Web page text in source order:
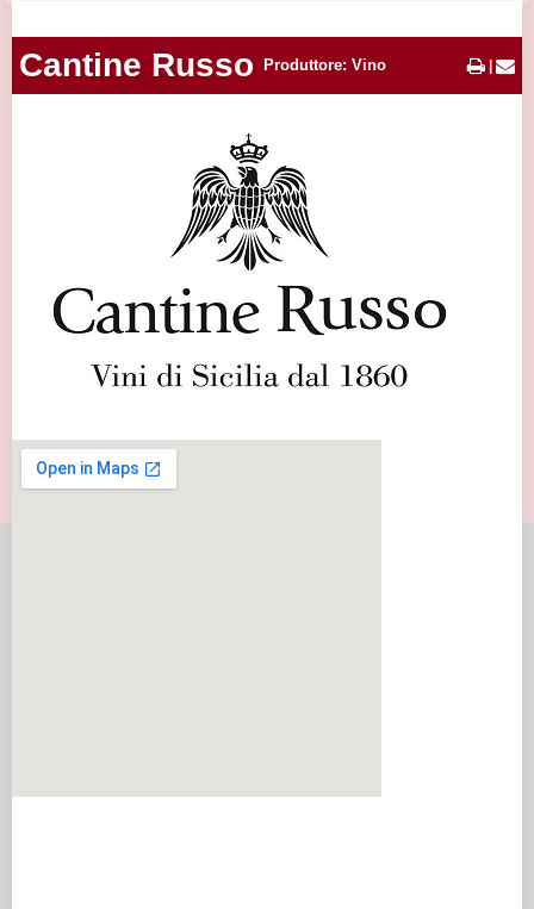
Cantine Russo Produttore: Vino |